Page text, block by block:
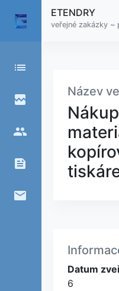
list
broken_image
people
feed
email
ETENDRY
veřejné zakázky ~
Název
Datum
6